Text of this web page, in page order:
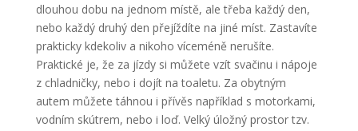
dlouhou dobu na jednom místě, ale třeba každý den,
nebo každý druhý den přejíždíte na jiné míst. Zastavíte
prakticky kdekoliv a nikoho víceméně nerušíte.
Praktické je, že za jízdy si můžete vzít svačinu i nápoje
z chladničky, nebo i dojít na toaletu. Za obytným
autem můžete táhnou i přívěs například s motorkami,
vodním skútrem, nebo i loď. Velký úložný prostor tzv.